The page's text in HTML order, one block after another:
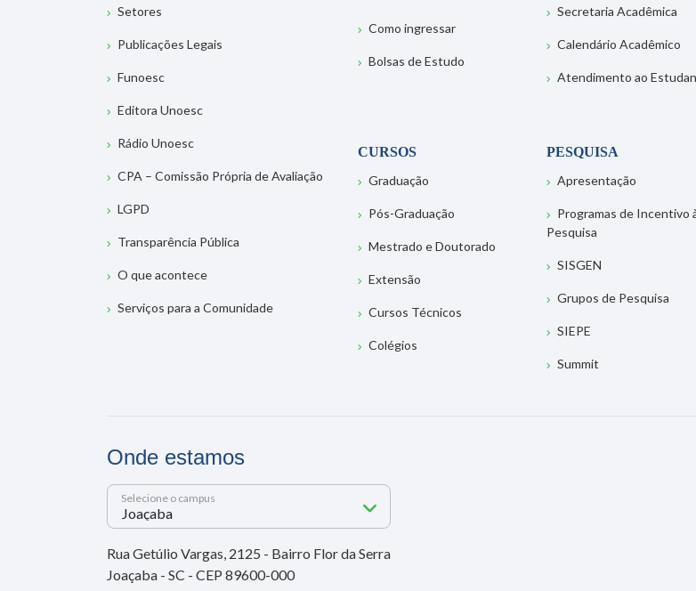
Setores
Publicações Legais
Funoesc
Editora Unoesc
Rádio Unoesc
CPA – Comissão Própria de Avaliação
LGPD
Transparência Pública
O que acontece
Serviços para a Comunidade
Como ingressar
Bolsas de Estudo
Secretaria Acadêmica
Calendário Acadêmico
Atendimento ao
CURSOS
Graduação
Pós-Graduação
Mestrado e Doutorado
Extensão
Cursos Técnicos
Colégios
PESQUISA
Apresentação
Programas de Incentivo
Pesquisa
SISGEN
Grupos de Pesquisa
SIEPE
Summit
Onde estamos
Selecione o campus
Rua Getúlio Vargas, 2125 - Bairro Flor da Serra
Joaçaba - SC - CEP 89600-000